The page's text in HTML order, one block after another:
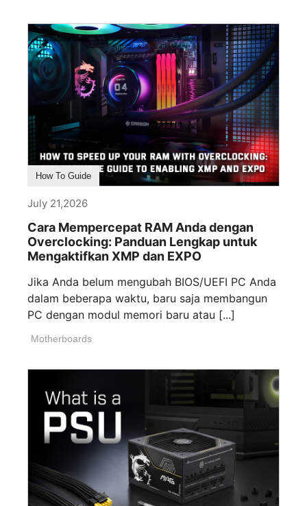
How To Guide
July 21,2026
Cara Mempercepat RAM Anda dengan
Overclocking: Panduan Lengkap untuk
Mengaktifkan XMP dan EXPO
Jika Anda belum mengubah BIOS/UEFI PC Anda
dalam beberapa waktu, baru saja membangun
PC dengan modul memori baru atau [...]
Motherboards